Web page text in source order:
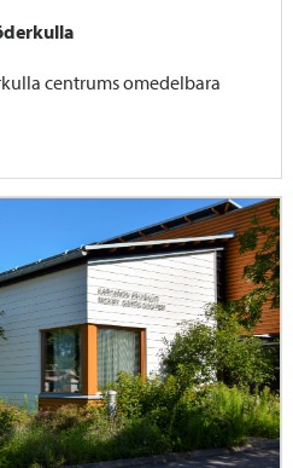
centrums omedelbara